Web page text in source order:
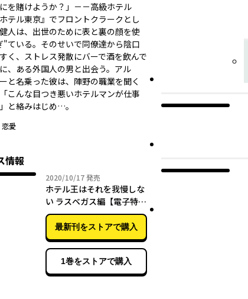
にを賭けようか？」－－高級ホテル
ホテル東京』でフロントクラークとし
人は、出世のために表と裏の顔を使
"ている。そのせいで同僚達から陰口
く、ストレス発散にバーで酒を飲んで
、ある外国人の男と出会う。アル
と名乗った彼は、陣野の職業を聞く
こんな目つき悪いホテルマンが仕事
と絡みはじめ…。
恋愛
情報
2020/10/172020年10月17日
発売
ホテル王はそれを我慢しな
い ラスベガス編【電子特典
付き】
最新刊をストアで購入
1巻をストアで購入